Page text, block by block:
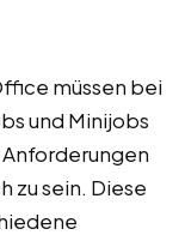
müssen bei
und Minijobs
Anforderungen
zu sein. Diese